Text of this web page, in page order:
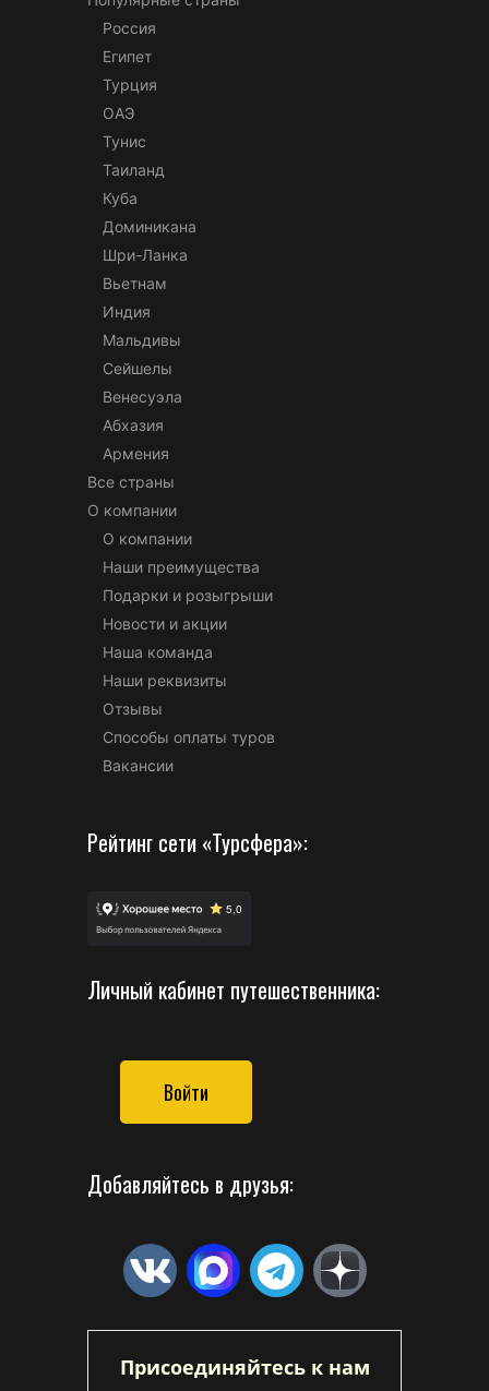
Россия
Египет
Турция
ОАЭ
Тунис
Таиланд
Куба
Доминикана
Шри-Ланка
Вьетнам
Индия
Мальдивы
Сейшелы
Венесуэла
Абхазия
Армения
Все страны
О компании
О компании
Наши преимущества
Подарки и розыгрыши
Новости и акции
Наша команда
Наши реквизиты
Отзывы
Способы оплаты туров
Вакансии
Рейтинг сети «Турсфера»:
Личный кабинет путешественника:
Войти
Добавляйтесь в друзья:
Присоединяйтесь к нам